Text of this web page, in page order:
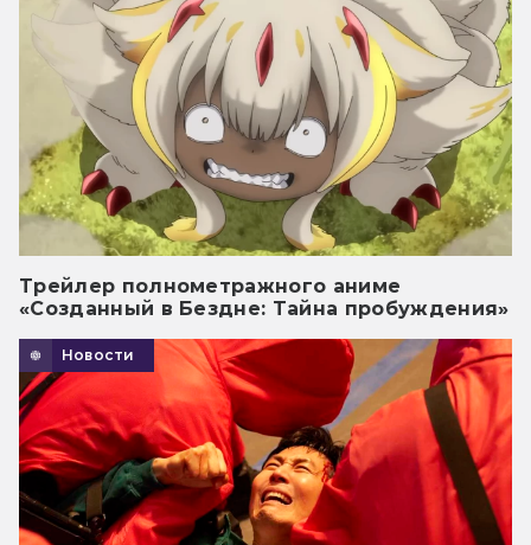
Трейлер полнометражного аниме
«Созданный в Бездне: Тайна пробуждения»
Новости